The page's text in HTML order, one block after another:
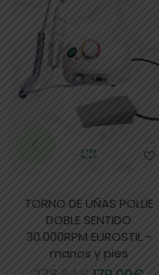
TORNO DE UÑAS POLLIE
DOBLE SENTIDO
30.000RPM EUROSTIL -
manos y pies